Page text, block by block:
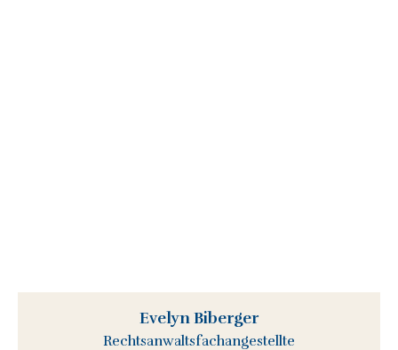
Evelyn Biberger
Rechtsanwaltsfachangestellte